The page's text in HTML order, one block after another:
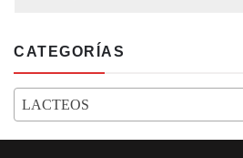
CATEGORÍAS
LACTEOS